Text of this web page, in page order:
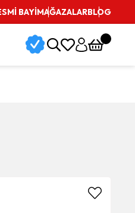
BAYİMAĞAZALARBLOG